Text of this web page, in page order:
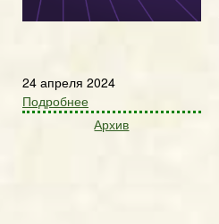
24 апреля 2024
Подробнее
Архив